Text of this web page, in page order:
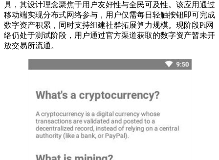
具，其设计理念聚焦于用户友好性与全民可及性。该应用通过
移动端实现分布式网络参与，用户仅需每日轻触按钮即可完成
数字资产积累，同时支持组建社群拓展算力规模。现阶段Pi网
络仍处于测试阶段，用户通过官方渠道获取的数字资产暂未开
放交易所流通。